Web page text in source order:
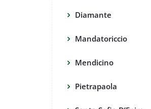
Diamante
Mandatoriccio
Mendicino
Pietrapaola